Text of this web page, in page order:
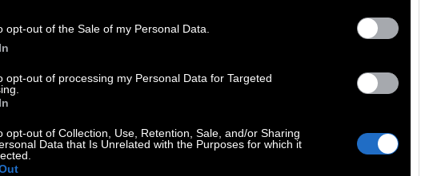
opt-out of the Sale of my Personal Data.
opt-out of processing my Personal Data for Targeted
opt-out of Collection, Use, Retention, Sale, and/or Sharing
Data that Is Unrelated with the Purposes for which it